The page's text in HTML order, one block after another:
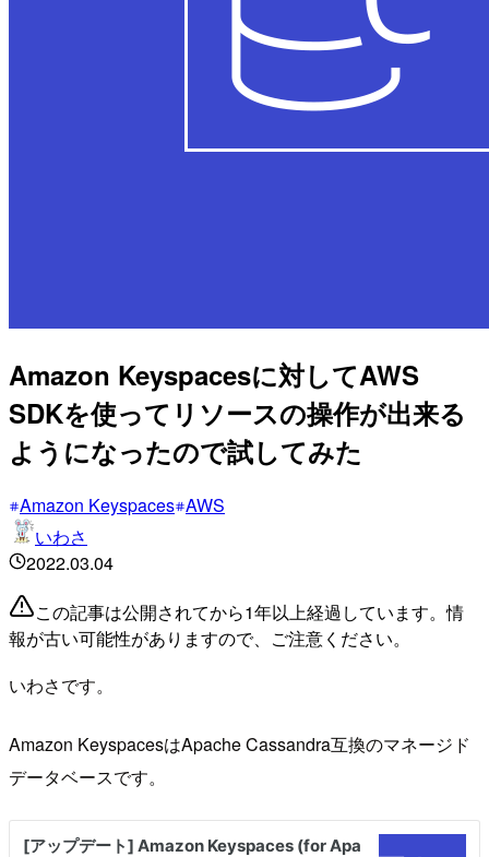
Amazon Keyspacesに対してAWS
SDKを使ってリソースの操作が出来る
ようになったので試してみた
Amazon Keyspaces AWS
いわさ
2022.03.04
この記事は公開されてから1年以上経過しています。情
報が古い可能性がありますので、ご注意ください。
いわさです。
Amazon KeyspacesはApache Cassandra互換のマネージド
データベースです。